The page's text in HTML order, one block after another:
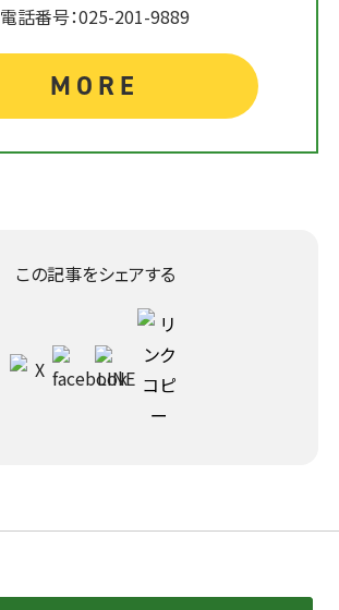
電話番号：025-201-9889
MORE
この記事をシェアする